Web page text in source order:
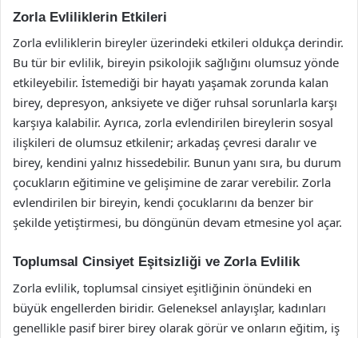
Zorla Evliliklerin Etkileri
Zorla evliliklerin bireyler üzerindeki etkileri oldukça derindir.
Bu tür bir evlilik, bireyin psikolojik sağlığını olumsuz yönde
etkileyebilir. İstemediği bir hayatı yaşamak zorunda kalan
birey, depresyon, anksiyete ve diğer ruhsal sorunlarla karşı
karşıya kalabilir. Ayrıca, zorla evlendirilen bireylerin sosyal
ilişkileri de olumsuz etkilenir; arkadaş çevresi daralır ve
birey, kendini yalnız hissedebilir. Bunun yanı sıra, bu durum
çocukların eğitimine ve gelişimine de zarar verebilir. Zorla
evlendirilen bir bireyin, kendi çocuklarını da benzer bir
şekilde yetiştirmesi, bu döngünün devam etmesine yol açar.
Toplumsal Cinsiyet Eşitsizliği ve Zorla Evlilik
Zorla evlilik, toplumsal cinsiyet eşitliğinin önündeki en
büyük engellerden biridir. Geleneksel anlayışlar, kadınları
genellikle pasif birer birey olarak görür ve onların eğitim, iş